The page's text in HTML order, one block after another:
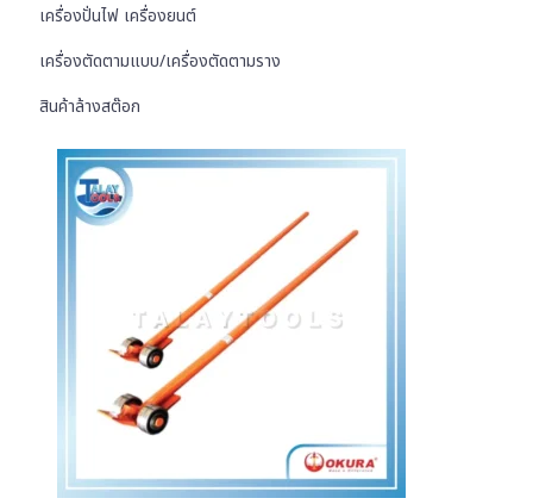
เครื่องปั่นไฟ เครื่องยนต์
เครื่องตัดตามแบบ/เครื่องตัดตามราง
สินค้าล้างสต๊อก